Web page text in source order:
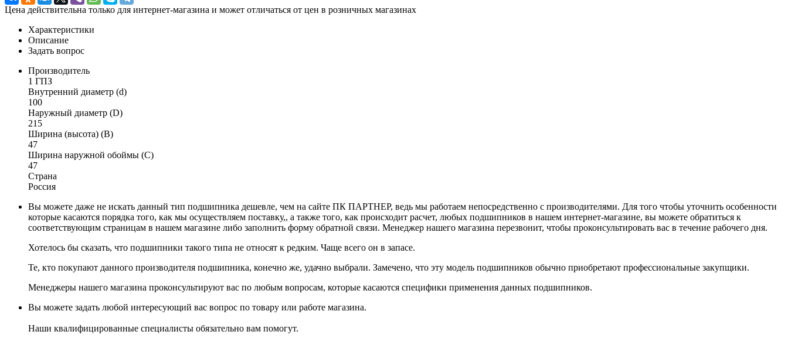
Цена действительна только для интернет-магазина и может отличаться от цен в розничных магазинах
Характеристики
Описание
Задать вопрос
Производитель
1 ГПЗ
Внутренний диаметр (d)
100
Наружный диаметр (D)
215
Ширина (высота) (B)
47
Ширина наружной обоймы (C)
47
Страна
Россия
Вы можете даже не искать данный тип подшипника дешевле, чем на сайте ПК ПАРТНЕР, ведь мы работаем непосредственно с производителями. Для того чтобы уточнить особенности
которые касаются порядка того, как мы осуществляем поставку,, а также того, как происходит расчет, любых подшипников в нашем интернет-магазине, вы можете обратиться к
соответствующим страницам в нашем магазине либо заполнить форму обратной связи. Менеджер нашего магазина перезвонит, чтобы проконсультировать вас в течение рабочего дня.
Хотелось бы сказать, что подшипники такого типа не относят к редким. Чаще всего он в запасе.
Те, кто покупают данного производителя подшипника, конечно же, удачно выбрали. Замечено, что эту модель подшипников обычно приобретают профессиональные закупщики.
Менеджеры нашего магазина проконсультируют вас по любым вопросам, которые касаются специфики применения данных подшипников.
Вы можете задать любой интересующий вас вопрос по товару или работе магазина.
Наши квалифицированные специалисты обязательно вам помогут.